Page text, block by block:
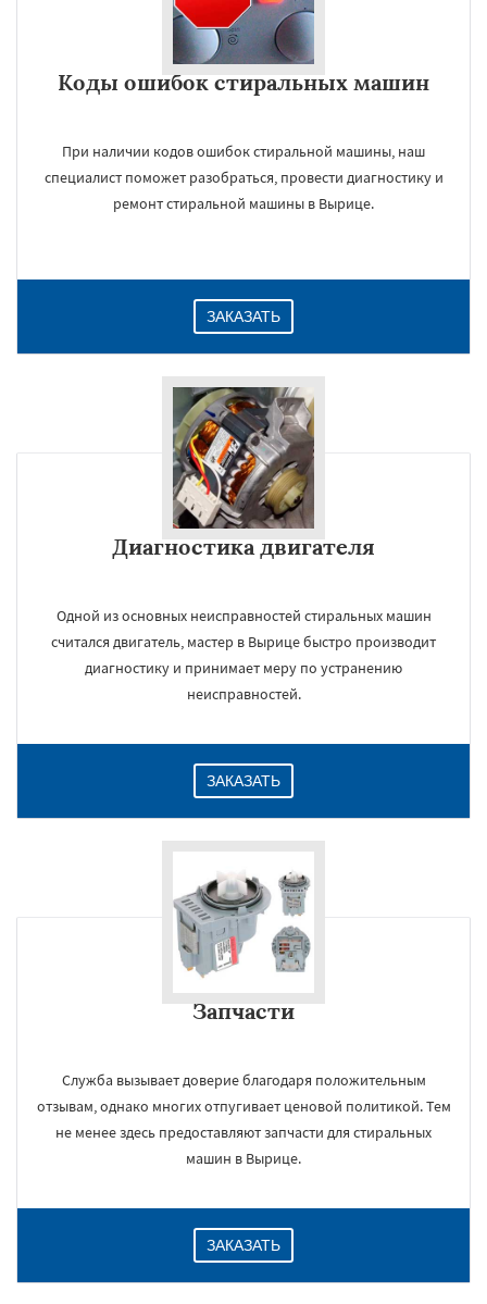
Коды ошибок стиральных машин
При наличии кодов ошибок стиральной машины, наш
специалист поможет разобраться, провести диагностику и
ремонт стиральной машины в Вырице.
ЗАКАЗАТЬ
Диагностика двигателя
Одной из основных неисправностей стиральных машин
считался двигатель, мастер в Вырице быстро производит
диагностику и принимает меру по устранению
неисправностей.
ЗАКАЗАТЬ
Запчасти
Служба вызывает доверие благодаря положительным
отзывам, однако многих отпугивает ценовой политикой. Тем
не менее здесь предоставляют запчасти для стиральных
машин в Вырице.
ЗАКАЗАТЬ